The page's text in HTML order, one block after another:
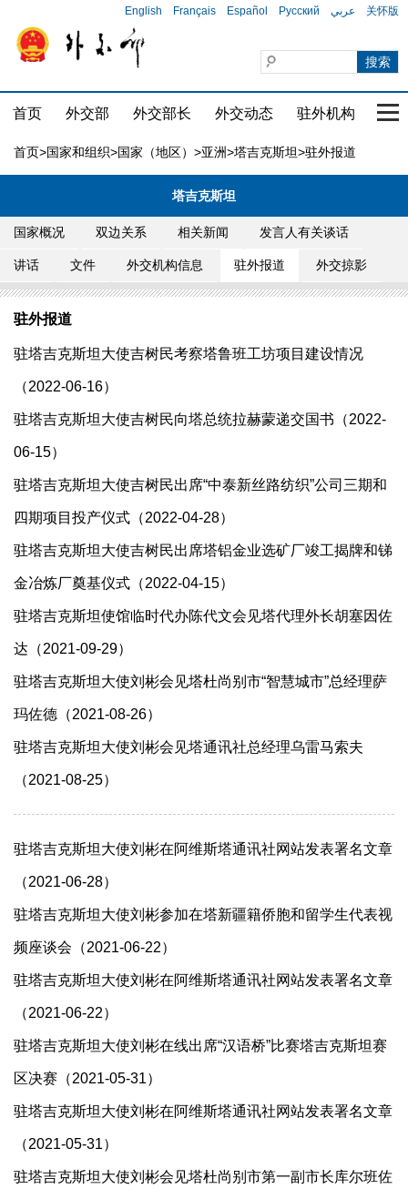
English Français Español Русский عربي 关怀版
首页 外交部 外交部长 外交动态 驻外机构 国
首页>国家和组织>国家（地区） >亚洲>塔吉克斯坦>驻外报道
塔吉克斯坦
国家概况 双边关系 相关新闻 发言人有关谈话
讲话 文件 外交机构信息 驻外报道 外交掠影
驻外报道
驻塔吉克斯坦大使吉树民考察塔鲁班工坊项目建设情况
（2022-06-16）
驻塔吉克斯坦大使吉树民向塔总统拉赫蒙递交国书（2022-
06-15）
驻塔吉克斯坦大使吉树民出席“中泰新丝路纺织”公司三期和
四期项目投产仪式（2022-04-28）
驻塔吉克斯坦大使吉树民出席塔铝金业选矿厂竣工揭牌和锑
金冶炼厂奠基仪式（2022-04-15）
驻塔吉克斯坦使馆临时代办陈代文会见塔代理外长胡塞因佐
达（2021-09-29）
驻塔吉克斯坦大使刘彬会见塔杜尚别市“智慧城市”总经理萨
玛佐德（2021-08-26）
驻塔吉克斯坦大使刘彬会见塔通讯社总经理乌雷马索夫
（2021-08-25）
驻塔吉克斯坦大使刘彬在阿维斯塔通讯社网站发表署名文章
（2021-06-28）
驻塔吉克斯坦大使刘彬参加在塔新疆籍侨胞和留学生代表视
频座谈会（2021-06-22）
驻塔吉克斯坦大使刘彬在阿维斯塔通讯社网站发表署名文章
（2021-06-22）
驻塔吉克斯坦大使刘彬在线出席“汉语桥”比赛塔吉克斯坦赛
区决赛（2021-05-31）
驻塔吉克斯坦大使刘彬在阿维斯塔通讯社网站发表署名文章
（2021-05-31）
驻塔吉克斯坦大使刘彬会见塔杜尚别市第一副市长库尔班佐